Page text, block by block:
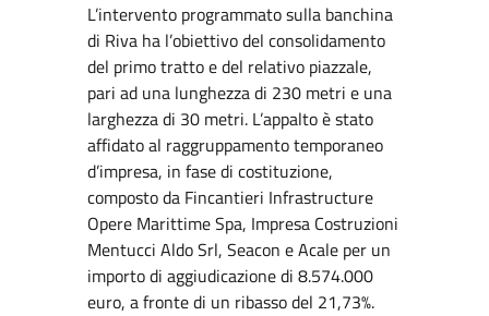
L’intervento programmato sulla banchina
di Riva ha l’obiettivo del consolidamento
del primo tratto e del relativo piazzale,
pari ad una lunghezza di 230 metri e una
larghezza di 30 metri. L’appalto è stato
affidato al raggruppamento temporaneo
d’impresa, in fase di costituzione,
composto da Fincantieri Infrastructure
Opere Marittime Spa, Impresa Costruzioni
Mentucci Aldo Srl, Seacon e Acale per un
importo di aggiudicazione di 8.574.000
euro, a fronte di un ribasso del 21,73%.